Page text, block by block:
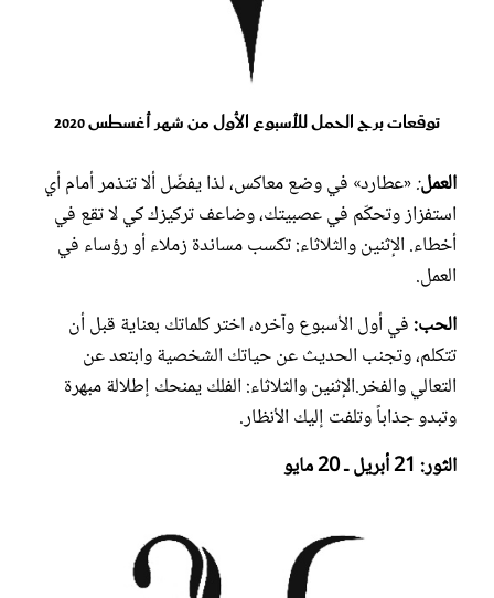
توقعات برج الحمل للأسبوع الأول من شهر أغسطس 2020
العمل:«عطارد» في وضع معاكس، لذا يفضّل ألا تتذمر أمام أي
استفزاز وتحكّم في عصبيتك، وضاعف تركيزك كي لا تقع في
أخطاء. الإثنين والثلاثاء: تكسب مساندة زملاء أو رؤساء في
العمل.
الحب:في أول الأسبوع وآخره، اختر كلماتك بعناية قبل أن
تتكلم، وتجنب الحديث عن حياتك الشخصية وابتعد عن
التعالي والفخر.الإثنين والثلاثاء: الفلك يمنحك إطلالة مبهرة
وتبدو جذاباً وتلفت إليك الأنظار.
الثور: 21 أبريل ـ 20 مايو